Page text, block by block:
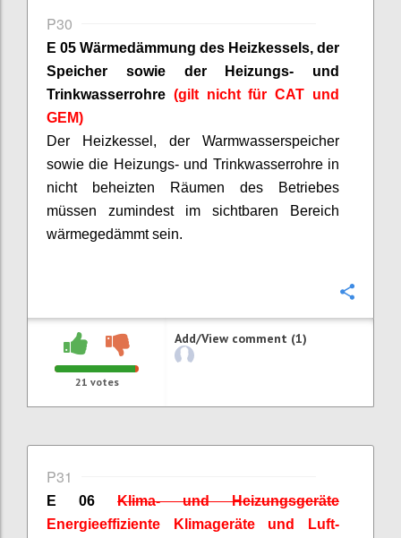
P30
E 05 Wärmedämmung des Heizkessels, der
Speicher sowie der Heizungs- und
Trinkwasserrohre (gilt nicht für CAT und
GEM)
Der Heizkessel, der Warmwasserspeicher
sowie die Heizungs- und Trinkwasserrohre in
nicht beheizten Räumen des Betriebes
müssen zumindest im sichtbaren Bereich
wärmegedämmt sein.
21 votes
Add/View comment (1)
P31
E 06 Klima- und Heizungsgeräte
Energieeffiziente Klimageräte und Luft-